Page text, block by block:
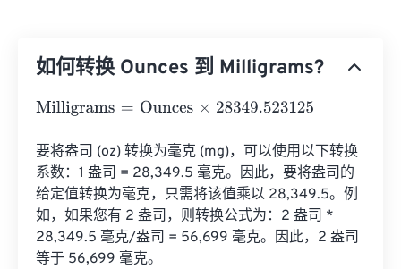
如何转换 Ounces 到 Milligrams?
Milligrams=Ounces×28349.523125
要将盎司 (oz) 转换为毫克 (mg)，可以使用以下转换
系数：1 盎司 = 28,349.5 毫克。因此，要将盎司的
给定值转换为毫克，只需将该值乘以 28,349.5。例
如，如果您有 2 盎司，则转换公式为：2 盎司 *
28,349.5 毫克/盎司 = 56,699 毫克。因此，2 盎司
等于 56,699 毫克。